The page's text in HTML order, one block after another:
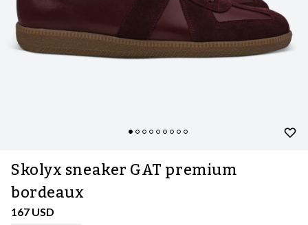
Skolyx sneaker GAT premium
bordeaux
167 USD